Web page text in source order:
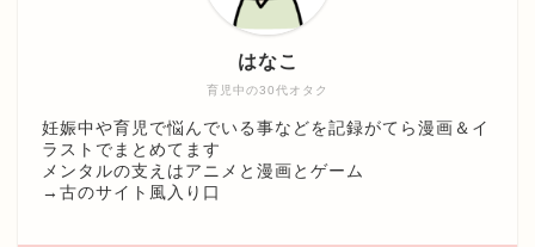
育児中の30代オタク
はなこ
妊娠中や育児で悩んでいる事などを記録がてら漫画＆イ
ラストでまとめてます
メンタルの支えはアニメと漫画とゲーム
→ 古のサイト風入り口